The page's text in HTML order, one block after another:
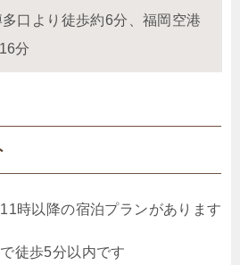
口より徒歩約6分、福岡空港
分
時以降の宿泊プランがあります
徒歩5分以内です